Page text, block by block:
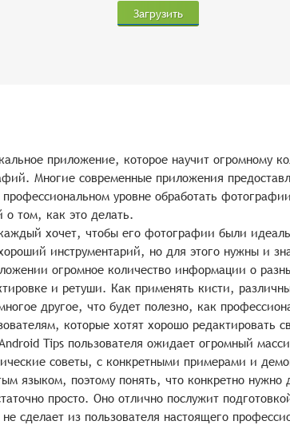
Загрузить
приложение, которое научит огромному
Многие современные приложения
уровне обработать
о том, как это делать.
хочет, чтобы его фотографии были
инструментарий, но для этого нужны и
огромное количество информации о
и ретуши. Как применять кисти,
другое, что будет полезно, как
которые хотят хорошо редактировать
Tips пользователя ожидает огромный
советы, с конкретными примерами и
языком, поэтому понять, что конкретно нужно
просто. Оно отлично послужит
сделает из пользователя настоящего